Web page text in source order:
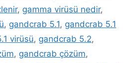
, gamma virüsü nedir,
, gandcrab 5.1, gandcrab 5.1
virüsü, gandcrab 5.2,
, gandcrab çözüm,